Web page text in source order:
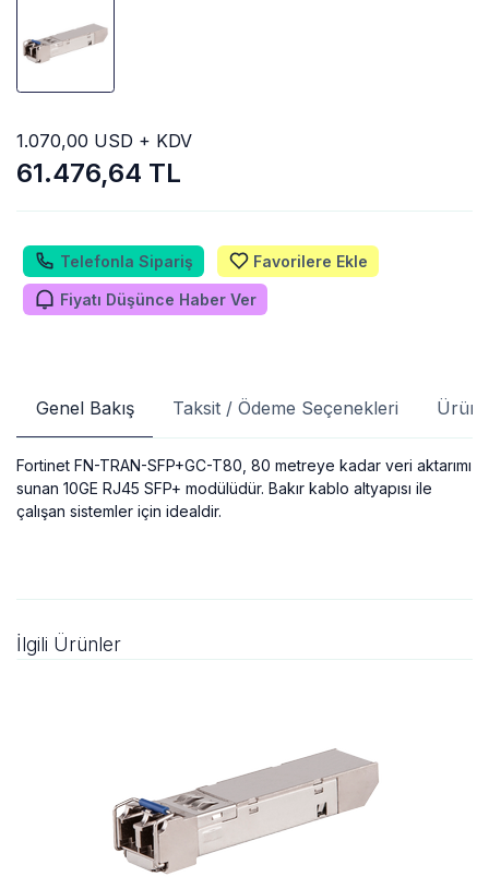
61.476,64 TL
1.070,00 USD + KDV
Telefonla Sipariş Favorilere Ekle
Fiyatı Düşünce Haber Ver
Genel Bakış Taksit / Ödeme Seçenekleri Ürün
Fortinet FN-TRAN-SFP+GC-T80, 80 metreye kadar veri aktarımı
sunan 10GE RJ45 SFP+ modülüdür. Bakır kablo altyapısı ile
çalışan sistemler için idealdir.
İlgili Ürünler